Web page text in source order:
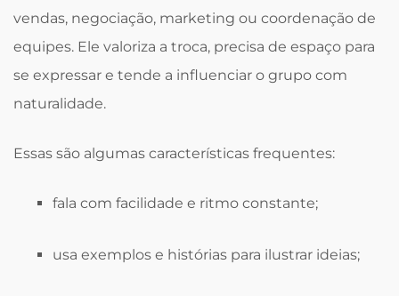
vendas, negociação, marketing ou coordenação de
equipes. Ele valoriza a troca, precisa de espaço para
se expressar e tende a influenciar o grupo com
naturalidade.
Essas são algumas características frequentes:
fala com facilidade e ritmo constante;
usa exemplos e histórias para ilustrar ideias;